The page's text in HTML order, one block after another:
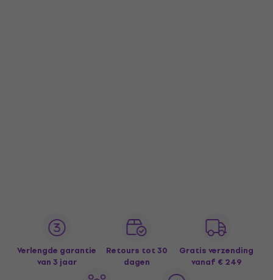
Verlengde garantie
van 3 jaar
Retours tot 30
dagen
Gratis verzending
vanaf € 249